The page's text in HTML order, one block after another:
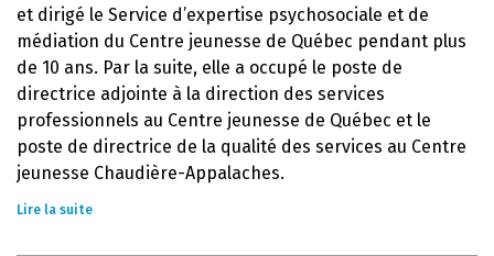
et dirigé le Service d’expertise psychosociale et de
médiation du Centre jeunesse de Québec pendant plus
de 10 ans. Par la suite, elle a occupé le poste de
directrice adjointe à la direction des services
professionnels au Centre jeunesse de Québec et le
poste de directrice de la qualité des services au Centre
jeunesse Chaudière-Appalaches.
Lire la suite